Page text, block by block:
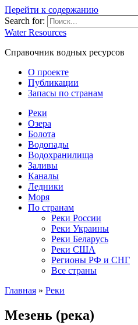
Перейти к содержанию
Search for:
Water Resources
Справочник водных ресурсов
О проекте
Публикации
Запасы по странам
Реки
Озера
Болота
Водопады
Водохранилища
Заливы
Каналы
Ледники
Моря
По странам
Реки России
Реки Украины
Реки Беларусь
Реки США
Регионы РФ и СНГ
Все страны
Главная » Реки
Мезень (река)